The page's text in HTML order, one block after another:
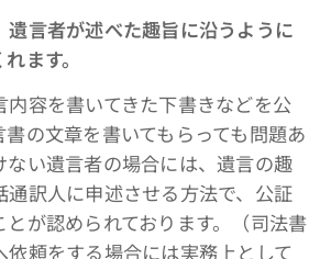
遺言者が述べた趣旨に沿うように
ます。
内容を書いてきた下書きなどを公
の文章を書いてもらっても問題あ
ない遺言者の場合には、遺言の趣
通訳人に申述させる方法で、公証
が認められております。（司法書
頼をする場合には実務上として